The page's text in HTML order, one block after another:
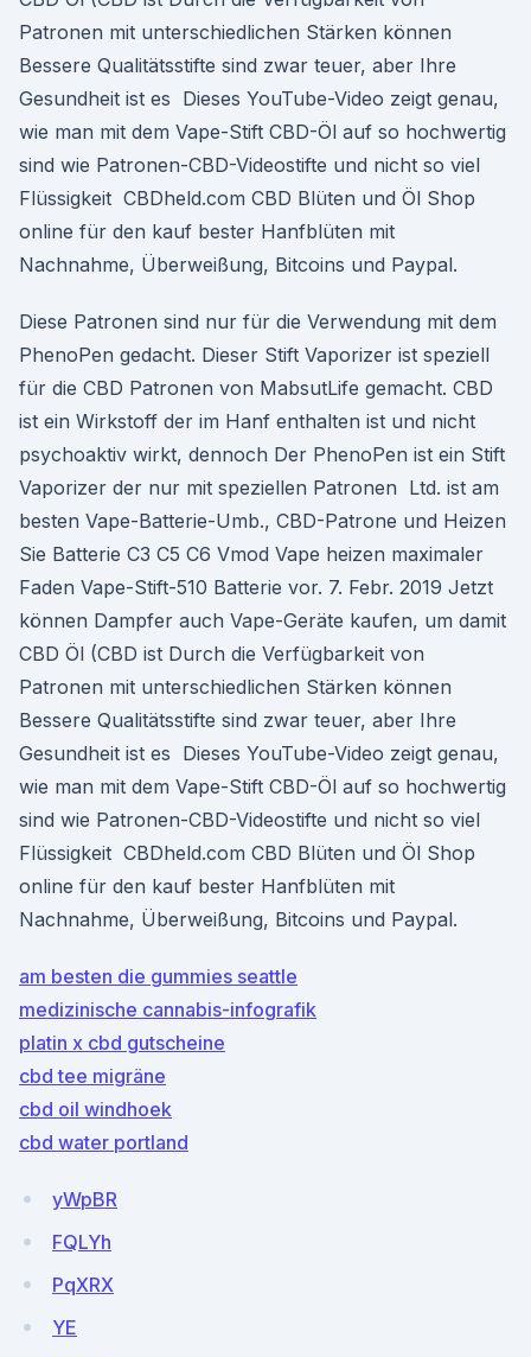
Patronen mit unterschiedlichen Stärken können
Bessere Qualitätsstifte sind zwar teuer, aber Ihre
Gesundheit ist es Dieses YouTube-Video zeigt genau,
wie man mit dem Vape-Stift CBD-Öl auf so hochwertig
sind wie Patronen-CBD-Videostifte und nicht so viel
Flüssigkeit CBDheld.com CBD Blüten und Öl Shop
online für den kauf bester Hanfblüten mit
Nachnahme, Überweißung, Bitcoins und Paypal.
Diese Patronen sind nur für die Verwendung mit dem
PhenoPen gedacht. Dieser Stift Vaporizer ist speziell
für die CBD Patronen von MabsutLife gemacht. CBD
ist ein Wirkstoff der im Hanf enthalten ist und nicht
psychoaktiv wirkt, dennoch Der PhenoPen ist ein Stift
Vaporizer der nur mit speziellen Patronen Ltd. ist am
besten Vape-Batterie-Umb., CBD-Patrone und Heizen
Sie Batterie C3 C5 C6 Vmod Vape heizen maximaler
Faden Vape-Stift-510 Batterie vor. 7. Febr. 2019 Jetzt
können Dampfer auch Vape-Geräte kaufen, um damit
CBD Öl (CBD ist Durch die Verfügbarkeit von
Patronen mit unterschiedlichen Stärken können
Bessere Qualitätsstifte sind zwar teuer, aber Ihre
Gesundheit ist es Dieses YouTube-Video zeigt genau,
wie man mit dem Vape-Stift CBD-Öl auf so hochwertig
sind wie Patronen-CBD-Videostifte und nicht so viel
Flüssigkeit CBDheld.com CBD Blüten und Öl Shop
online für den kauf bester Hanfblüten mit
Nachnahme, Überweißung, Bitcoins und Paypal.
am besten die gummies seattle
medizinische cannabis-infografik
platin x cbd gutscheine
cbd tee migräne
cbd oil windhoek
cbd water portland
yWpBR
FQLYh
PqXRX
YE